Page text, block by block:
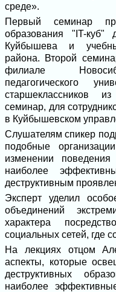
среде».
Первый семинар
образования "IT-куб"
Куйбышева и
района. Второй
филиале
педагогического
старшеклассников
семинар, для
в Куйбышевском
Слушателям спикер
подобные
изменении
наиболее
деструктивным
Эксперт уделил
объединений
характера
социальных сетей, где
На лекциях отцом
аспекты, которые
деструктивных
наиболее